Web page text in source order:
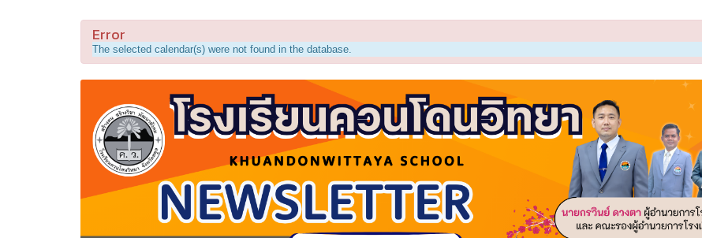
Error
The selected calendar(s) were not found in the database.